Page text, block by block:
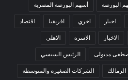
البورصة أسهم البورصة المصرية
اخبار اخري افريقيا اقتصاد
الاخبار الاسرة الاهلي
مدبولى الرئيس السيسي
الزمالك الشركات الصغيرة والمتوسطة